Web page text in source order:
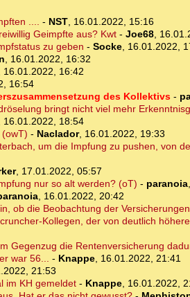
.... - NST, 16.01.2022, 15:16
Geimpfte aus? Kwt- Joe68,
zu geben - Socke, 16.01.2022,
, 16.01.2022, 16:32
16.01.2022, 16:42
16:54
des Kollektivs-
bringt nicht viel mehr
16.01.2022, 18:54
- Naclador, 16.01.2022, 19:33
um die Impfung zu pushen, von
, 17.01.2022, 05:57
nur so alt werden? (oT) - paranoia,
, 16.01.2022, 20:42
ob die Beobachtung der
Kollegen, der von deutlich
Gegenzug die Rentenversicherung
war 56... - Knappe, 16.01.2022, 21:41
21:53
im KH gemeldet- Knappe, 16.01.2022,